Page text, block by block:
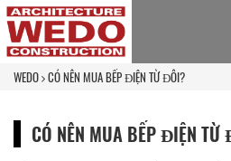
WEDO CÓ NÊN MUA BẾP ĐIỆN TỪ ĐÔI?
CÓ NÊN MUA BẾP ĐIỆN TỪ